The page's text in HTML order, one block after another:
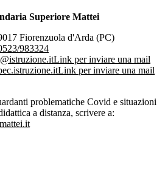
Superiore Mattei
Fiorenzuola d'Arda (PC)
983324
Link per inviare una mail
Link per inviare una mail
problematiche Covid e situazioni
a distanza, scrivere a: